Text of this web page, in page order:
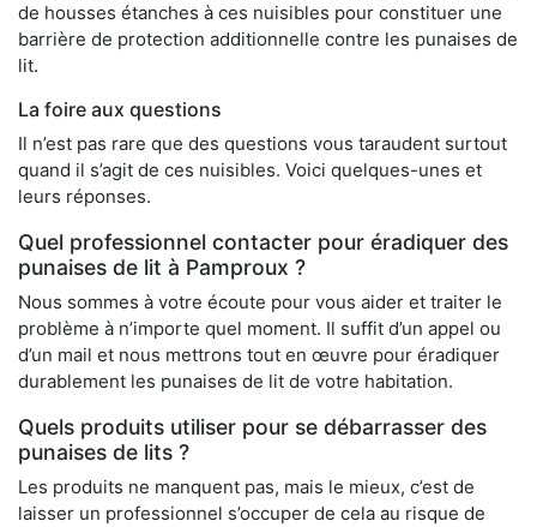
de housses étanches à ces nuisibles pour constituer une
barrière de protection additionnelle contre les punaises de
lit.
La foire aux questions
Il n’est pas rare que des questions vous taraudent surtout
quand il s’agit de ces nuisibles. Voici quelques-unes et
leurs réponses.
Quel professionnel contacter pour éradiquer des
punaises de lit à Pamproux ?
Nous sommes à votre écoute pour vous aider et traiter le
problème à n’importe quel moment. Il suffit d’un appel ou
d’un mail et nous mettrons tout en œuvre pour éradiquer
durablement les punaises de lit de votre habitation.
Quels produits utiliser pour se débarrasser des
punaises de lits ?
Les produits ne manquent pas, mais le mieux, c’est de
laisser un professionnel s’occuper de cela au risque de